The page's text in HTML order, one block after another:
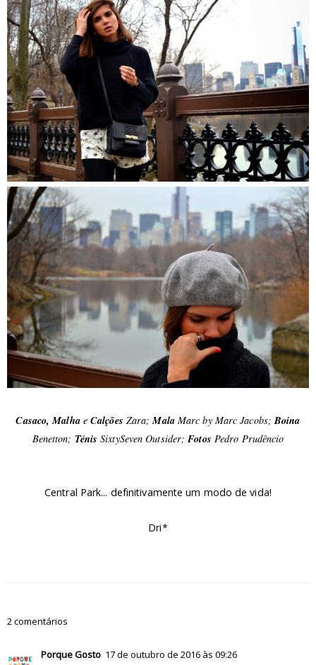
Casaco, MalhaeCalções Zara; Mala Marc by Marc Jacobs; Boina
Benetton; TénisSixtySeven Outsider; Fotos Pedro Prudêncio
Central Park... definitivamente um modo de vida!
Dri*
2 comentários
Porque Gosto 17 de outubro de 2016 às 09:26